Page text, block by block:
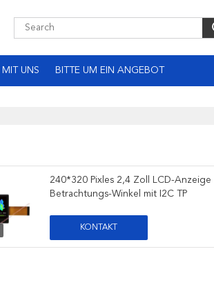
UNS BITTE UM EIN ANGEBOT
240*320 Pixles 2,4 Zoll LCD-Anzeige
Betrachtungs-Winkel mit I2C TP
KONTAKT